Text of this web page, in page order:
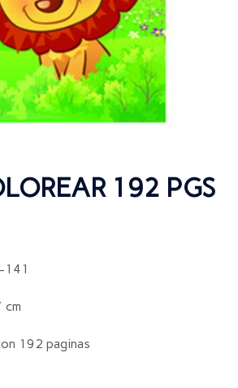
192 PGS
141
cm
192 paginas